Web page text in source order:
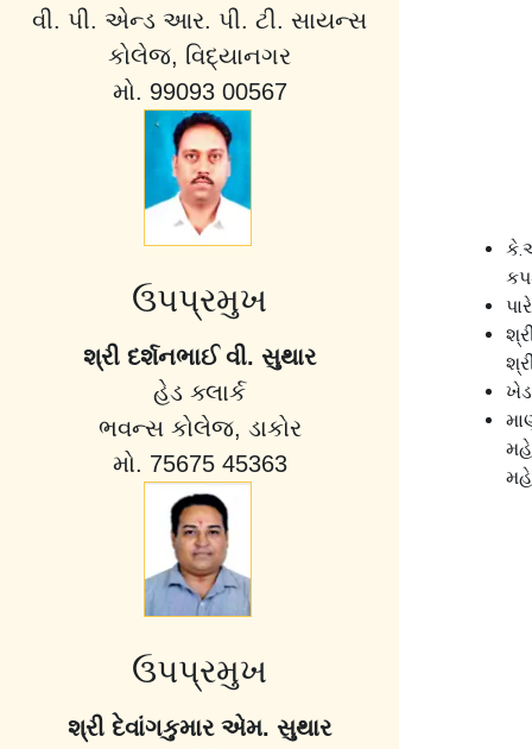
વી. પી. એન્ડ આર. પી. ટી. સાયન્સ
કોલેજ, વિદ્યાનગર
મો. 99093 00567
ઉપપ્રમુખ
શ્રી દર્શનભાઈ વી. સુથાર
હેડ ક્લાર્ક
ભવન્સ કોલેજ, ડાકોર
મો. 75675 45363
ઉપપ્રમુખ
શ્રી દેવાંગકુમાર એમ. સુથાર